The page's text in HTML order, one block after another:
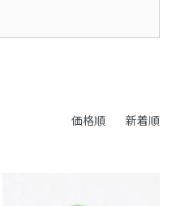
価格順 新着順